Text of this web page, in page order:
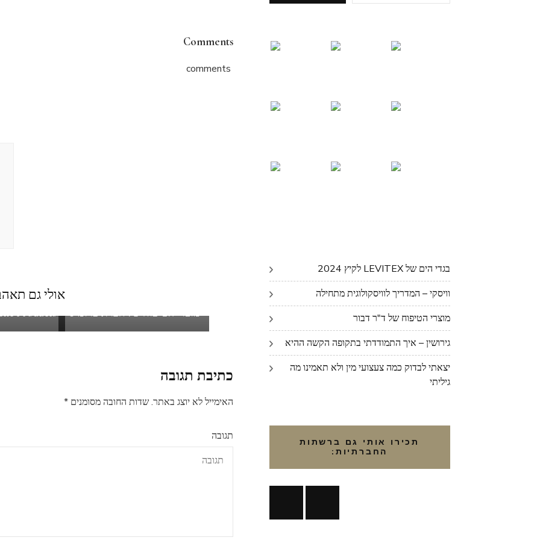
Comments
אולי גם
סקירת מוצרי
Products
מוצרי הטיפוח של חברת פרומיס
כתיבת תגובה
האימייל לא יוצג באתר. שדות החובה מסומנים*
תגובה
בגדי הים של LEVITEX לקיץ 2024
וויסקי – המדריך לוויסקולוגית מתחילה
מוצרי הטיפוח של ד"ר דבור
גירושין – איך התמודדתי בתקופה הקשה ההיא
יצאתי לבדוק כמה צעצועי מין ולא תאמינו מה
גיליתי
תכירו אותי גם ברשתות
החברתיות: